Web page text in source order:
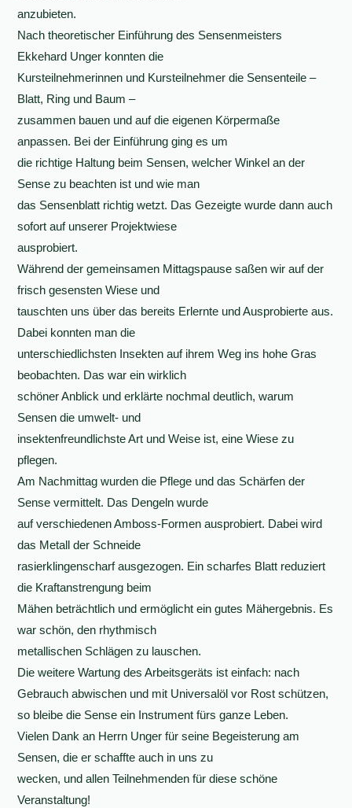
anzubieten.
Nach theoretischer Einführung des Sensenmeisters
Ekkehard Unger konnten die
Kursteilnehmerinnen und Kursteilnehmer die Sensenteile –
Blatt, Ring und Baum –
zusammen bauen und auf die eigenen Körpermaße
anpassen. Bei der Einführung ging es um
die richtige Haltung beim Sensen, welcher Winkel an der
Sense zu beachten ist und wie man
das Sensenblatt richtig wetzt. Das Gezeigte wurde dann auch
sofort auf unserer Projektwiese
ausprobiert.
Während der gemeinsamen Mittagspause saßen wir auf der
frisch gesensten Wiese und
tauschten uns über das bereits Erlernte und Ausprobierte aus.
Dabei konnten man die
unterschiedlichsten Insekten auf ihrem Weg ins hohe Gras
beobachten. Das war ein wirklich
schöner Anblick und erklärte nochmal deutlich, warum
Sensen die umwelt- und
insektenfreundlichste Art und Weise ist, eine Wiese zu
pflegen.
Am Nachmittag wurden die Pflege und das Schärfen der
Sense vermittelt. Das Dengeln wurde
auf verschiedenen Amboss-Formen ausprobiert. Dabei wird
das Metall der Schneide
rasierklingenscharf ausgezogen. Ein scharfes Blatt reduziert
die Kraftanstrengung beim
Mähen beträchtlich und ermöglicht ein gutes Mähergebnis. Es
war schön, den rhythmisch
metallischen Schlägen zu lauschen.
Die weitere Wartung des Arbeitsgeräts ist einfach: nach
Gebrauch abwischen und mit Universalöl vor Rost schützen,
so bleibe die Sense ein Instrument fürs ganze Leben.
Vielen Dank an Herrn Unger für seine Begeisterung am
Sensen, die er schaffte auch in uns zu
wecken, und allen Teilnehmenden für diese schöne
Veranstaltung!